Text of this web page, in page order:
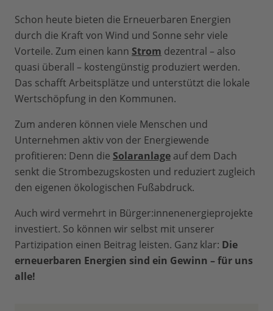
Schon heute bieten die Erneuerbaren Energien
durch die Kraft von Wind und Sonne sehr viele
Vorteile. Zum einen kann Strom dezentral – also
quasi überall – kostengünstig produziert werden.
Das schafft Arbeitsplätze und unterstützt die lokale
Wertschöpfung in den Kommunen.
Zum anderen können viele Menschen und
Unternehmen aktiv von der Energiewende
profitieren: Denn die Solaranlage auf dem Dach
senkt die Strombezugskosten und reduziert zugleich
den eigenen ökologischen Fußabdruck.
Auch wird vermehrt in Bürger:innenenergieprojekte
investiert. So können wir selbst mit unserer
Partizipation einen Beitrag leisten. Ganz klar: Die
erneuerbaren Energien sind ein Gewinn – für uns
alle!